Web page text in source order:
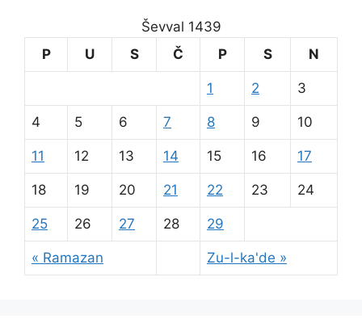
Ševval 1439
P
U S Č P S N
« Ramazan Zu-l-ka'de »
1 2 3
4 5 6 7 8 9 10
11 12 13 14 15 16 17
18 19 20 21 22 23 24
25 26 27 28 29